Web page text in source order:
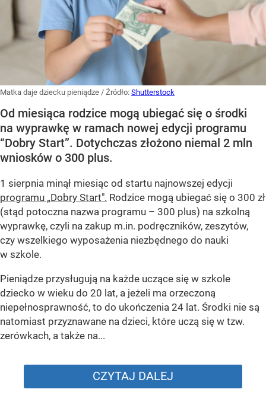
Matka daje dziecku pieniądze / Źródło: Shutterstock
Od miesiąca rodzice mogą ubiegać się o środki
na wyprawkę w ramach nowej edycji programu
“Dobry Start”. Dotychczas złożono niemal 2 mln
wniosków o 300 plus.
1 sierpnia minął miesiąc od startu najnowszej edycji
programu „Dobry Start". Rodzice mogą ubiegać się o 300 zł
(stąd potoczna nazwa programu – 300 plus) na szkolną
wyprawkę, czyli na zakup m.in. podręczników, zeszytów,
czy wszelkiego wyposażenia niezbędnego do nauki
w szkole.
Pieniądze przysługują na każde uczące się w szkole
dziecko w wieku do 20 lat, a jeżeli ma orzeczoną
niepełnosprawność, to do ukończenia 24 lat. Środki nie są
natomiast przyznawane na dzieci, które uczą się w tzw.
zerówkach, a także na...
CZYTAJ DALEJ